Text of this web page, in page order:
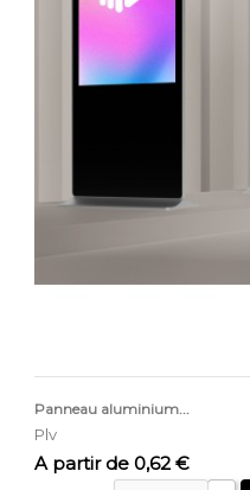
Panneau aluminium...
Plv
Prix
A partir de 0,62 €